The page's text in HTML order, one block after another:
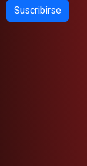
Suscribirse